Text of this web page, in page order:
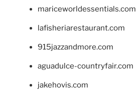
mariceworldessentials.com
lafisheriarestaurant.com
915jazzandmore.com
aguadulce-countryfair.com
jakehovis.com